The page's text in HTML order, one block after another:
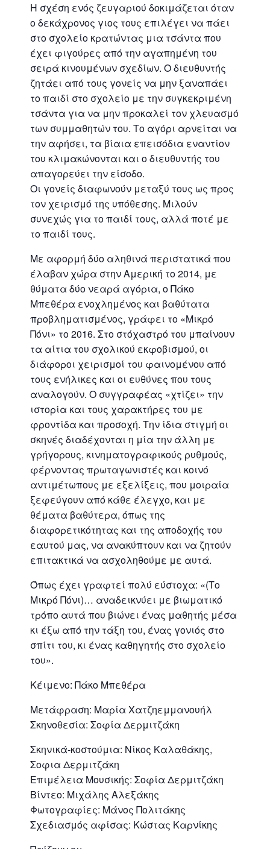
Η σχέση ενός ζευγαριού δοκιμάζεται όταν
ο δεκάχρονος γιος τους επιλέγει να πάει
στο σχολείο κρατώντας μια τσάντα που
έχει φιγούρες από την αγαπημένη του
σειρά κινουμένων σχεδίων. Ο διευθυντής
ζητάει από τους γονείς να μην ξαναπάει
το παιδί στο σχολείο με την συγκεκριμένη
τσάντα για να μην προκαλεί τον χλευασμό
των συμμαθητών του. Το αγόρι αρνείται να
την αφήσει, τα βίαια επεισόδια εναντίον
του κλιμακώνονται και ο διευθυντής του
απαγορεύει την είσοδο.
Οι γονείς διαφωνούν μεταξύ τους ως προς
τον χειρισμό της υπόθεσης. Μιλούν
συνεχώς για το παιδί τους, αλλά ποτέ με
το παιδί τους.
Με αφορμή δύο αληθινά περιστατικά που
έλαβαν χώρα στην Αμερική το 2014, με
θύματα δύο νεαρά αγόρια, ο Πάκο
Μπεθέρα ενοχλημένος και βαθύτατα
προβληματισμένος, γράφει το «Μικρό
Πόνι» το 2016. Στο στόχαστρό του μπαίνουν
τα αίτια του σχολικού εκφοβισμού, οι
διάφοροι χειρισμοί του φαινομένου από
τους ενήλικες και οι ευθύνες που τους
αναλογούν. Ο συγγραφέας «χτίζει» την
ιστορία και τους χαρακτήρες του με
φροντίδα και προσοχή. Την ίδια στιγμή οι
σκηνές διαδέχονται η μία την άλλη με
γρήγορους, κινηματογραφικούς ρυθμούς,
φέρνοντας πρωταγωνιστές και κοινό
αντιμέτωπους με εξελίξεις, που μοιραία
ξεφεύγουν από κάθε έλεγχο, και με
θέματα βαθύτερα, όπως της
διαφορετικότητας και της αποδοχής του
εαυτού μας, να ανακύπτουν και να ζητούν
επιτακτικά να ασχοληθούμε με αυτά.
Όπως έχει γραφτεί πολύ εύστοχα: «(Το
Μικρό Πόνι)… αναδεικνύει με βιωματικό
τρόπο αυτά που βιώνει ένας μαθητής μέσα
κι έξω από την τάξη του, ένας γονιός στο
σπίτι του, κι ένας καθηγητής στο σχολείο
του».
Κέιμενο: Πάκο Μπεθέρα
Μετάφραση: Μαρία Χατζηεμμανουήλ
Σκηνοθεσία: Σοφία Δερμιτζάκη
Σκηνικά-κοστούμια: Νίκος Καλαθάκης,
Σοφια Δερμιτζάκη
Επιμέλεια Μουσικής: Σοφία Δερμιτζάκη
Βίντεο: Μιχάλης Αλεξάκης
Φωτογραφίες: Μάνος Πολιτάκης
Σχεδιασμός αφίσας: Κώστας Καρνίκης